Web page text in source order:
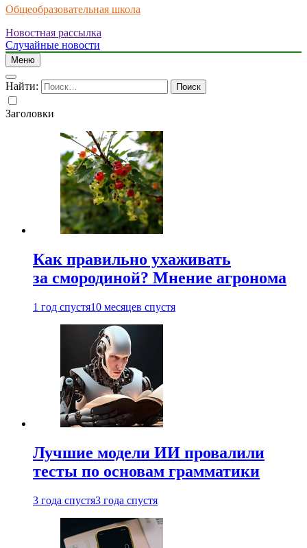
Общеобразовательная школа
Новостная рассылка
Случайные новости
Меню
Найти:
Заголовки
Как правильно ухаживать
за смородиной? Мнение агронома
1 год спустя10 месяцев спустя
Лучшие модели ИИ провалили
тесты по основам грамматики
3 года спустя3 года спустя